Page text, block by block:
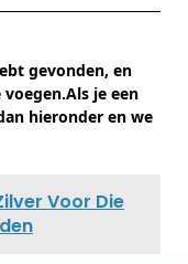
gevonden, en
je een
hieronder en we
Voor Die